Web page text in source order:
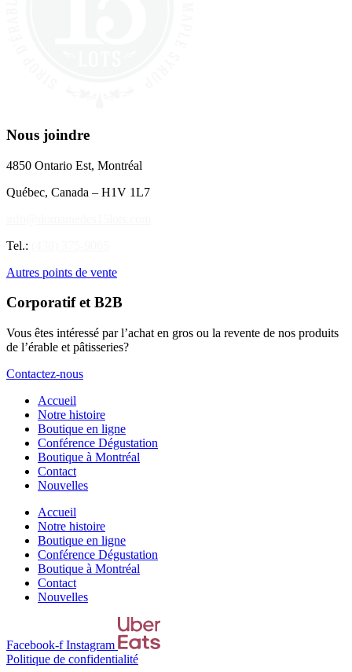
Nous joindre
4850 Ontario Est, Montréal
Québec, Canada – H1V 1L7
Tel.:
Autres points de vente
Corporatif et B2B
Vous êtes intéressé par l’achat en gros ou la revente de nos produits
de l’érable et pâtisseries?
Contactez-nous
Accueil
Notre histoire
Boutique en ligne
Conférence Dégustation
Boutique à Montréal
Contact
Nouvelles
Accueil
Notre histoire
Boutique en ligne
Conférence Dégustation
Boutique à Montréal
Contact
Nouvelles
Facebook-f Instagram
Politique de confidentialité